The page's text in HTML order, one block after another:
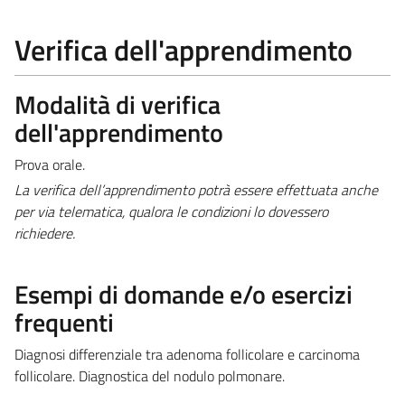
Verifica dell'apprendimento
Modalità di verifica
dell'apprendimento
Prova orale.
La verifica dell’apprendimento potrà essere effettuata anche
per via telematica, qualora le condizioni lo dovessero
richiedere.
Esempi di domande e/o esercizi
frequenti
Diagnosi differenziale tra adenoma follicolare e carcinoma
follicolare. Diagnostica del nodulo polmonare.